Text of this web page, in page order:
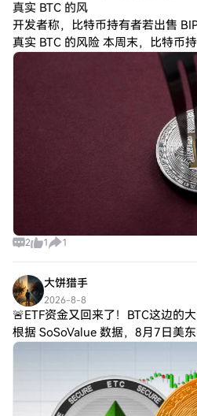
真实 BTC 的风
开发者称，比特币持有者若出售
真实 BTC 的风险 本周末，比特币
值的分叉币，将面临损失真实
2 1 1
大饼猎手
2026-8-8
🚨ETF资金又回来了！BTC这边的
根据 SoSoValue 数据，8月7日美
合计净流入约9884万美元，接近1